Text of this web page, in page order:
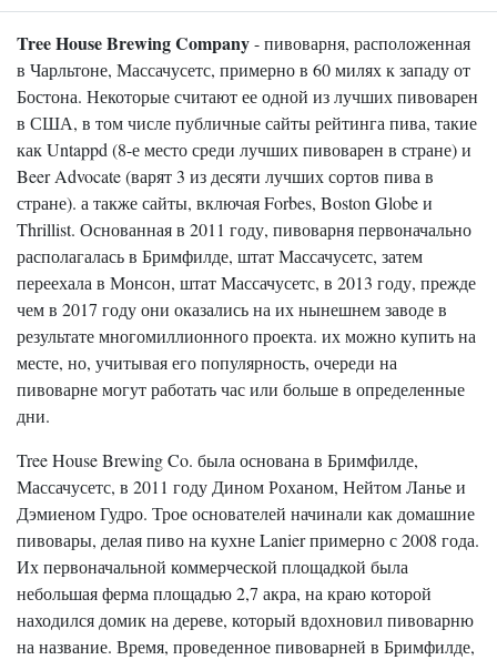
Tree House Brewing Company- пивоварня, расположенная
в Чарльтоне, Массачусетс, примерно в 60 милях к западу от
Бостона. Некоторые считают ее одной из лучших пивоварен
в США, в том числе публичные сайты рейтинга пива, такие
как Untappd (8-е место среди лучших пивоварен в стране) и
Beer Advocate (варят 3 из десяти лучших сортов пива в
стране). а также сайты, включая Forbes, Boston Globe и
Thrillist. Основанная в 2011 году, пивоварня первоначально
располагалась в Бримфилде, штат Массачусетс, затем
переехала в Монсон, штат Массачусетс, в 2013 году, прежде
чем в 2017 году они оказались на их нынешнем заводе в
результате многомиллионного проекта. их можно купить на
месте, но, учитывая его популярность, очереди на
пивоварне могут работать час или больше в определенные
дни.
Tree House Brewing Co. была основана в Бримфилде,
Массачусетс, в 2011 году Дином Роханом, Нейтом Ланье и
Дэмиеном Гудро. Трое основателей начинали как домашние
пивовары, делая пиво на кухне Lanier примерно с 2008 года.
Их первоначальной коммерческой площадкой была
небольшая ферма площадью 2,7 акра, на краю которой
находился домик на дереве, который вдохновил пивоварню
на название. Время, проведенное пивоварней в Бримфилде,